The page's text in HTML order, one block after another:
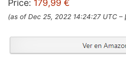
Price: 179,99 €
(as of Dec 25, 2022 14:24:27 UTC –